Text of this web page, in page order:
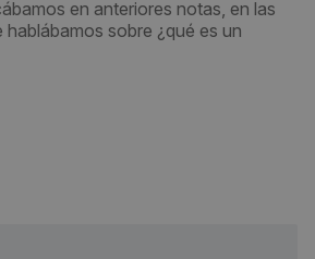
en anteriores notas, en las
hablábamos sobre ¿qué es un